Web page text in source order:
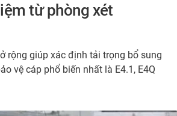
từ phòng xét
rộng giúp xác định tải trọng bổ sung
vệ cáp phổ biến nhất là E4.1, E4Q